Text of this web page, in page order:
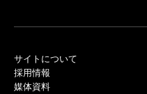
サイトについて
採用情報
媒体資料